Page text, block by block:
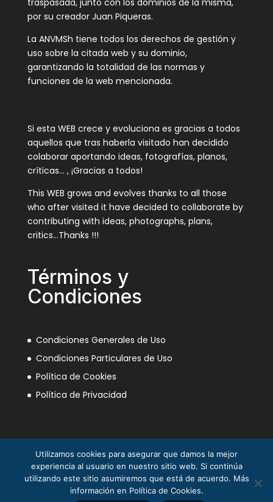
traspasada, junto con los dominios de la misma,
por su creador Juan Piqueras.
La ANVMSh tiene todos los derechos de gestión y
uso sobre la citada web y su dominio,
garantizando la totalidad de las normas y
funciones de la web mencionada.
Si esta WEB crece y evoluciona es gracias a todos
aquellos que tras haberla visitado han decidido
colaborar aportando ideas, fotografías, planos,
críticas… , ¡Gracias a todos!
This WEB grows and evolves thanks to all those
who after visited it have decided to collaborate by
contributing with ideas, photographs, plans,
critics…Thanks !!!
Términos y
Condiciones
Condiciones Generales de Uso
Condiciones Particulares de Uso
Política de Cookies
Política de Privacidad
La Mili en el Sáhara ® Juan Piqueras 2003-2013
Utilizamos cookies para asegurar que damos la mejor
experiencia al usuario en nuestro sitio web. Si continúa
utilizando este sitio asumiremos que está de acuerdo. Más
información en Política de Cookies.